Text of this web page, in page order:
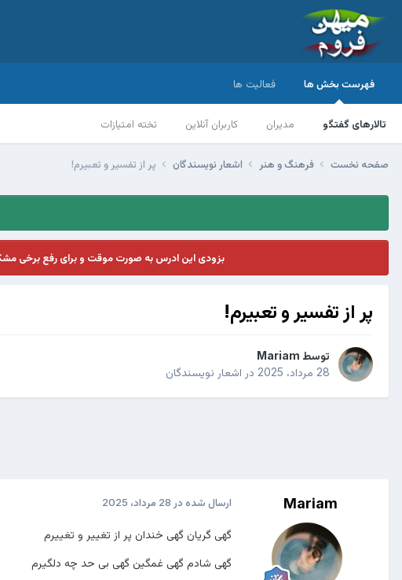
فهرست بخش ها
تالارهای گفتگو مدیران کاربران آنلاین تخته امتیازات
فعالیت ها
صفحه نخست فرهنگ و هنر اشعار نویسندگان پر از تفسیر و تعبیرم!
بزودی این ادرس به صورت موقت و برای رفع برخی
پر از تفسیر و تعبیرم!
توسط Mariam
28 مرداد، 2025
در اشعار نویسندگان
Mariam ارسال شده در 28 مرداد، 2025
گهی گریان گهی خندان پر از تغییر و تغییرم
گهی شادم گهی غمگین گهی بی حد چه دلگیرم